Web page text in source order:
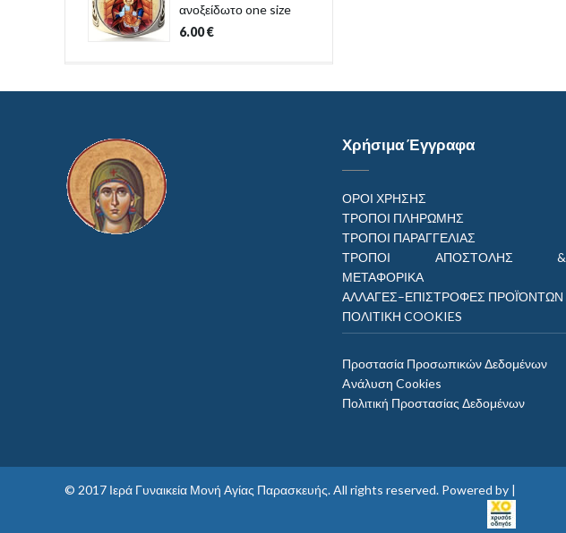
ανοξείδωτο one size
6.00€
Χρήσιμα Έγγραφα
ΟΡΟΙ ΧΡΗΣΗΣ
ΤΡΟΠΟΙ ΠΛΗΡΩΜΗΣ
ΤΡΟΠΟΙ ΠΑΡΑΓΓΕΛΙΑΣ
ΤΡΟΠΟΙ ΑΠΟΣΤΟΛΗΣ &
ΜΕΤΑΦΟΡΙΚΑ
ΑΛΛΑΓΕΣ–ΕΠΙΣΤΡΟΦΕΣ ΠΡΟΪΌΝΤΩΝ
ΠΟΛΙΤΙΚΗ COOKIES
Προστασία Προσωπικών Δεδομένων
Aνάλυση Cookies
Πολιτική Προστασίας Δεδομένων
© 2017 Ιερά Γυναικεία Μονή Αγίας Παρασκευής. All rights reserved. Powered by |